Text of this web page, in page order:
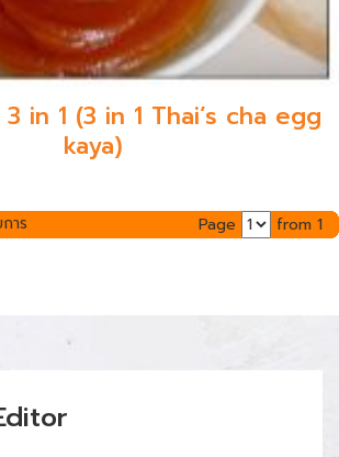
3 in 1 (3 in 1 Thai’s cha egg
kaya)
าร Page from 1